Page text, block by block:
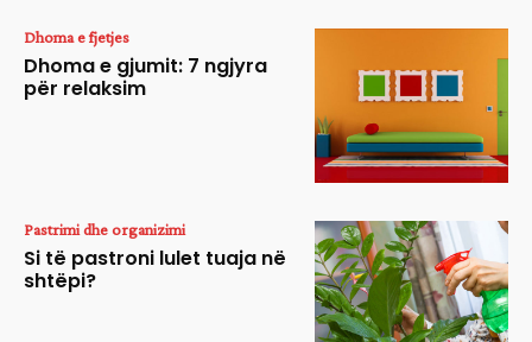
Dhoma e fjetjes
Dhoma e gjumit: 7 ngjyra
për relaksim
Pastrimi dhe organizimi
Si të pastroni lulet tuaja në
shtëpi?